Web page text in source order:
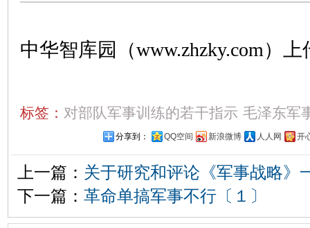
中华智库园（www.zhzky.com）上
标签： 对部队军事训练的若干指示 毛泽东军
分享到： QQ空间 新浪微博 人人网 开
上一篇： 关于研究和评论《军事战略》
下一篇： 革命单搞军事不行〔１〕